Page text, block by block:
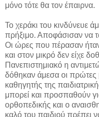
μόνο τότε θα τον έπαιρνα.
Το χεράκι του κινδύνευε
πρήξιμο. Αποφάσισαν να
Οι ώρες που πέρασαν
και στον μικρό δεν είχε
Πανεπιστημιακό η
δόθηκαν άμεσα οι πρώτες
καθηγητής της
μπορεί και προσπαθούν
ορθοπεδικής και ο
καλό του παιδιού πρέπει